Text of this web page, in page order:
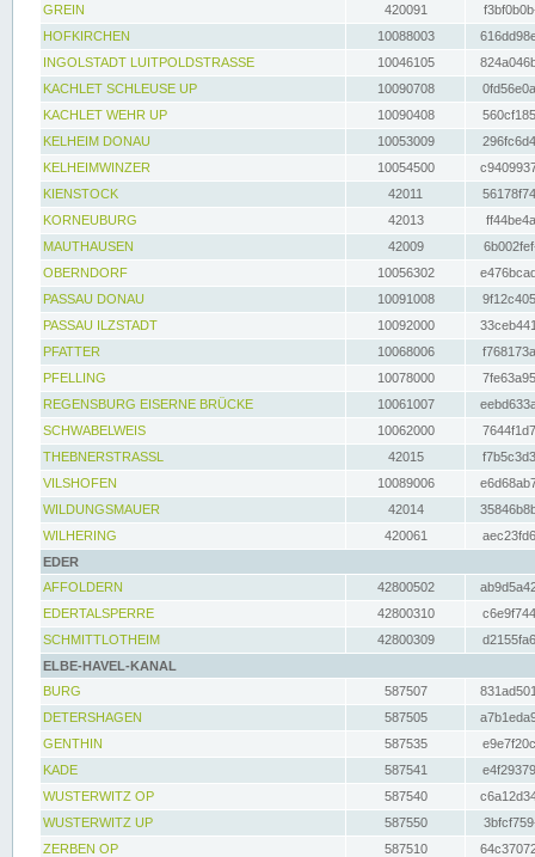
GREIN
420091
HOFKIRCHEN
10088003
INGOLSTADT LUITPOLDSTRASSE
10046105
KACHLET SCHLEUSE UP
10090708
KACHLET WEHR UP
10090408
KELHEIM DONAU
10053009
KELHEIMWINZER
10054500
KIENSTOCK
42011
KORNEUBURG
42013
MAUTHAUSEN
42009
OBERNDORF
10056302
PASSAU DONAU
10091008
PASSAU ILZSTADT
10092000
PFATTER
10068006
PFELLING
10078000
REGENSBURG EISERNE BRÜCKE
10061007
SCHWABELWEIS
10062000
THEBNERSTRASSL
42015
VILSHOFEN
10089006
WILDUNGSMAUER
42014
WILHERING
420061
EDER
AFFOLDERN
42800502
EDERTALSPERRE
42800310
SCHMITTLOTHEIM
42800309
ELBE-HAVEL-KANAL
BURG
587507
DETERSHAGEN
587505
GENTHIN
587535
KADE
587541
WUSTERWITZ OP
587540
WUSTERWITZ UP
587550
ZERBEN OP
587510